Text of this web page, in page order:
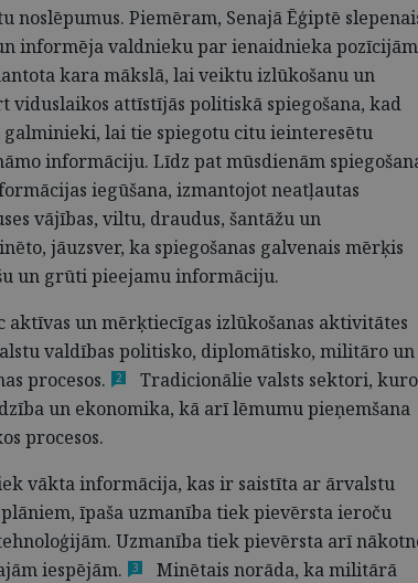
noslēpumus. Piemēram, Senajā Ēģiptē
informēja valdnieku par ienaidnieka
kara mākslā, lai veiktu izlūkošanu un
attīstījās politiskā spiegošana, kad
lai tie spiegotu citu ieinteresētu
informāciju. Līdz pat mūsdienām
iegūšana, izmantojot neatļautas
vājības, viltu, draudus, šantāžu un
jāuzsver, ka spiegošanas galvenais mērķis
un grūti pieejamu informāciju.
aktīvas un mērķtiecīgas izlūkošanas aktivitātes
valdības politisko, diplomātisko, militāro un
procesos. 2
Tradicionālie valsts sektori,
un ekonomika, kā arī lēmumu pieņemšana
procesos.
vākta informācija, kas ir saistīta ar ārvalstu
īpaša uzmanība tiek pievērsta ieroču
Uzmanība tiek pievērsta arī
iespējām. 3
Minētais norāda, ka militārā